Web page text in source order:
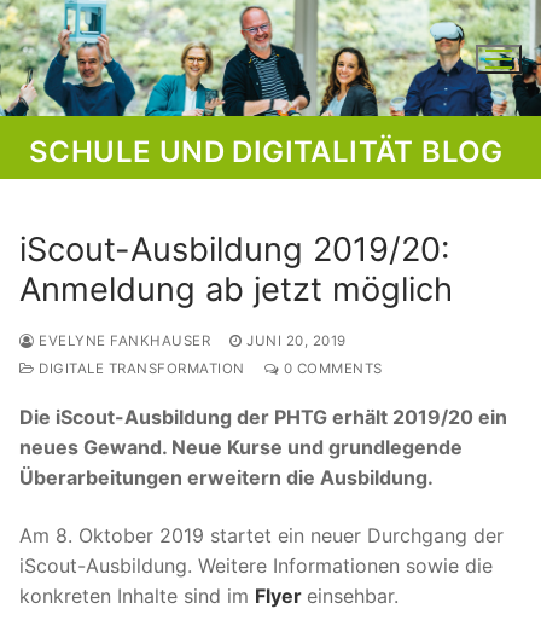
Skip
to
content
SCHULE UND DIGITALITÄT BLOG
iScout-Ausbildung 2019/20:
Anmeldung ab jetzt möglich
EVELYNE FANKHAUSER
JUNI 20, 2019
DIGITALE TRANSFORMATION
0 COMMENTS
Die iScout-Ausbildung der PHTG erhält 2019/20 ein
neues Gewand. Neue Kurse und grundlegende
Überarbeitungen erweitern die Ausbildung.
Am 8. Oktober 2019 startet ein neuer Durchgang der
iScout-Ausbildung. Weitere Informationen sowie die
konkreten Inhalte sind im Flyer einsehbar.